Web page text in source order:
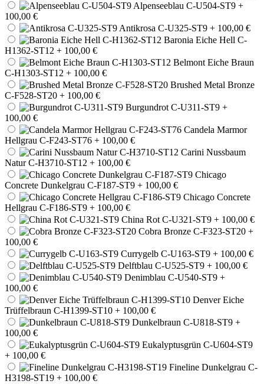
Alpenseeblau C-U504-ST9 +
100,00 €
Antikrosa C-U325-ST9 + 100,00 €
Baronia Eiche Hell C-
H1362-ST12 + 100,00 €
Belmont Eiche Braun
C-H1303-ST12 + 100,00 €
Brushed Metal Bronze
C-F528-ST20 + 100,00 €
Burgundrot C-U311-ST9 +
100,00 €
Candela Marmor
Hellgrau C-F243-ST76 + 100,00 €
Carini Nussbaum
Natur C-H3710-ST12 + 100,00 €
Chicago
Concrete Dunkelgrau C-F187-ST9 + 100,00 €
Chicago Concrete
Hellgrau C-F186-ST9 + 100,00 €
China Rot C-U321-ST9 + 100,00 €
Cobra Bronze C-F323-ST20 +
100,00 €
Currygelb C-U163-ST9 + 100,00 €
Delftblau C-U525-ST9 + 100,00 €
Denimblau C-U540-ST9 +
100,00 €
Denver Eiche
Trüffelbraun C-H1399-ST10 + 100,00 €
Dunkelbraun C-U818-ST9 +
100,00 €
Eukalyptusgrün C-U604-ST9
+ 100,00 €
Fineline Dunkelgrau C-
H3198-ST19 + 100,00 €